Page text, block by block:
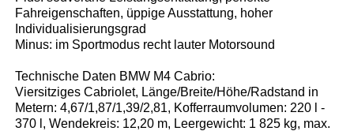
Fahreigenschaften, üppige Ausstattung, hoher
Individualisierungsgrad
Minus: im Sportmodus recht lauter Motorsound
Technische Daten BMW M4 Cabrio:
Viersitziges Cabriolet, Länge/Breite/Höhe/Radstand in
Metern: 4,67/1,87/1,39/2,81, Kofferraumvolumen: 220 l -
370 l, Wendekreis: 12,20 m, Leergewicht: 1 825 kg, max.